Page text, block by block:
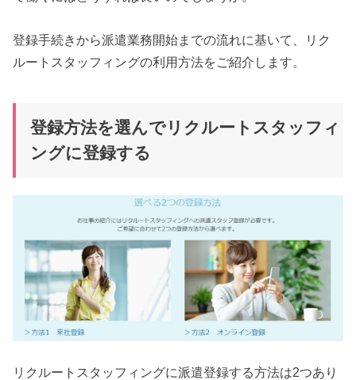
登録手続きから派遣業務開始までの流れに基いて、リク
ルートスタッフィングの利用方法をご紹介します。
登録方法を選んでリクルートスタッフィ
ングに登録する
リクルートスタッフィングに派遣登録する方法は2つあり